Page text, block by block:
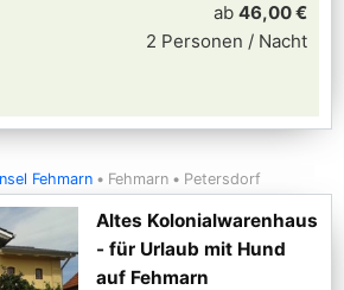
ab 46,00 €
2 Personen / Nacht
Fehmarn Fehmarn Petersdorf
Altes Kolonialwarenhaus
- für Urlaub mit Hund
auf Fehmarn